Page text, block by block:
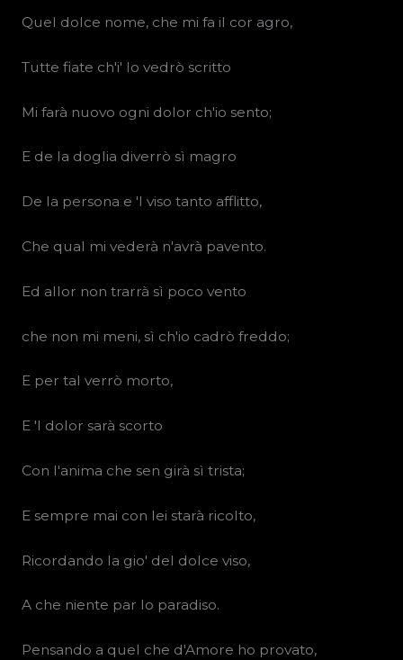
Quel dolce nome, che mi fa il cor agro,
Tutte fiate ch'i' lo vedrò scritto
Mi farà nuovo ogni dolor ch'io sento;
E de la doglia diverrò sì magro
De la persona e 'l viso tanto afflitto,
Che qual mi vederà n'avrà pavento.
Ed allor non trarrà sì poco vento
che non mi meni, sì ch'io cadrò freddo;
E per tal verrò morto,
E 'l dolor sarà scorto
Con l'anima che sen girà sì trista;
E sempre mai con lei starà ricolto,
Ricordando la gio' del dolce viso,
A che niente par lo paradiso.
Pensando a quel che d'Amore ho provato,